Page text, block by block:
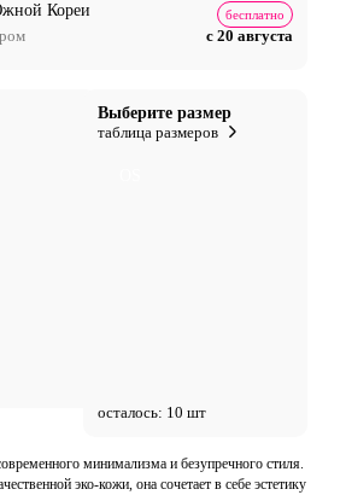
Кореи
бесплатно
с 20 августа
Выберите размер
таблица размеров
осталось: 10 шт
минимализма и безупречного стиля.
эко-кожи, она сочетает в себе эстетику